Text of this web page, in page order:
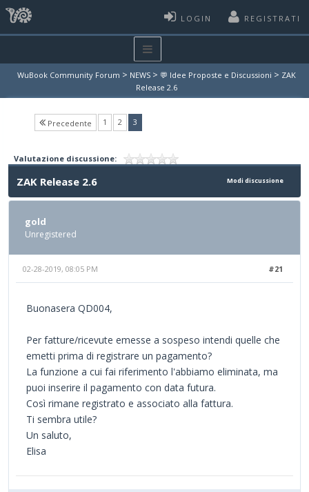
LOGIN REGISTRATI
WuBook Community Forum > NEWS > 💬 Idee Proposte e Discussioni > ZAK
Release 2.6
Precedente 1 2 3(current)
Valutazione discussione:
Modi discussione
ZAK Release 2.6
gold
Unregistered
#21
02-28-2019, 08:05 PM
Buonasera QD004,
Per fatture/ricevute emesse a sospeso intendi quelle che
emetti prima di registrare un pagamento?
La funzione a cui fai riferimento l'abbiamo eliminata, ma
puoi inserire il pagamento con data futura.
Così rimane registrato e associato alla fattura.
Ti sembra utile?
Un saluto,
Elisa